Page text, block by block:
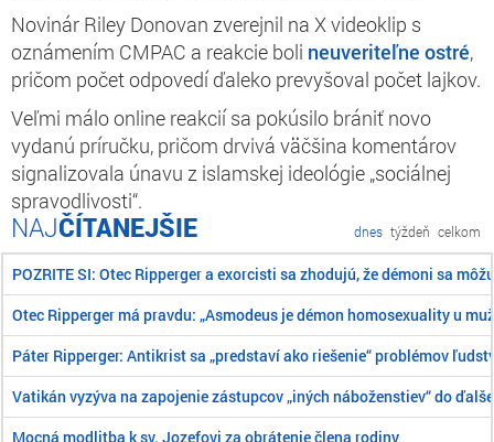
Novinár Riley Donovan zverejnil na X videoklip s
oznámením CMPAC a reakcie boli neuveriteľne ostré,
pričom počet odpovedí ďaleko prevyšoval počet lajkov.
Veľmi málo online reakcií sa pokúsilo brániť novo
vydanú príručku, pričom drvivá väčšina komentárov
signalizovala únavu z islamskej ideológie „sociálnej
spravodlivosti“.
ČÍTANEJŠIE dnes týždeň celkom
POZRITE SI: Otec Ripperger a exorcisti sa zhodujú, že démoni sa
Otec Ripperger má pravdu: „Asmodeus je démon homosexuality u
Páter Ripperger: Antikrist sa „predstaví ako riešenie“ problémov
Vatikán vyzýva na zapojenie zástupcov „iných náboženstiev“ do
Mocná modlitba k sv. Jozefovi za obrátenie člena rodiny